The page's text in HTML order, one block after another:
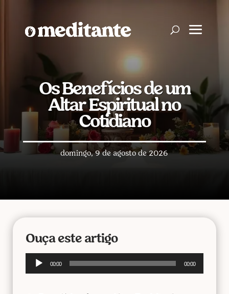
Os Benefícios de um
Altar Espiritual no
Cotidiano
domingo, 9 de agosto de 2026
Ouça este artigo
Tocador
00:00 00:00